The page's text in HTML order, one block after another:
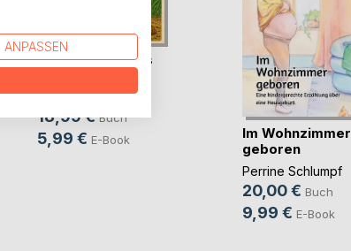
Was wird nur aus
Papilio Machaon
18,99 € Buch
5,99 € E-Book
Im Wohnzimmer
geboren
Perrine Schlumpf
20,00 € Buch
9,99 € E-Book
ANPASSEN